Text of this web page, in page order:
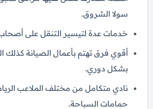
سولا الشروق.
خدمات عدة لتيسير التنقل على
أقوي فرق تهتم بأعمال الصيانة كذلك
بشكل دوري.
نادي متكامل من مختلف الملاعب
حمامات السباحة.